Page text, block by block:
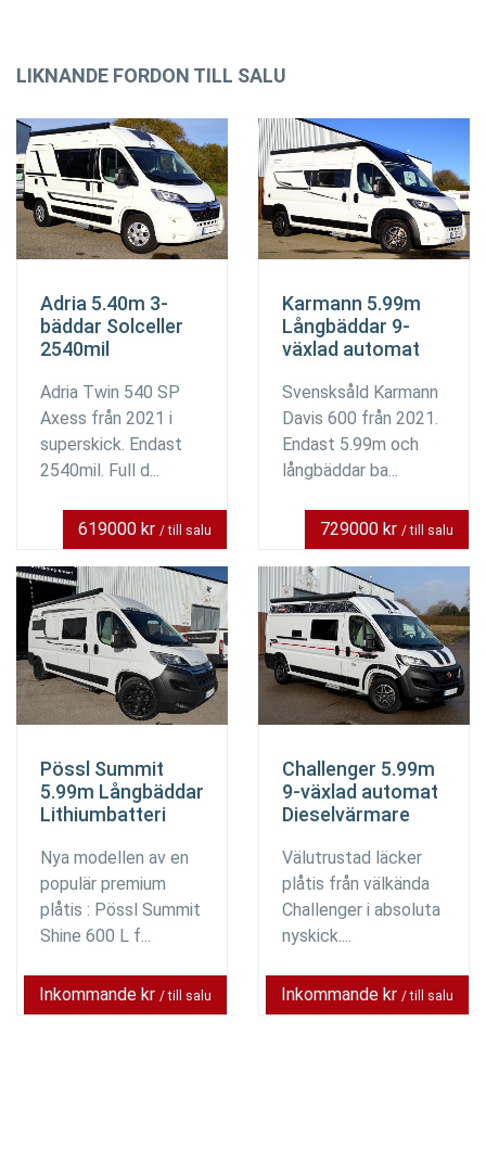
LIKNANDE FORDON TILL SALU
Adria 5.40m 3-
bäddar Solceller
2540mil
Adria Twin 540 SP
Axess från 2021 i
superskick. Endast
2540mil. Full d...
619000 kr / till salu
Karmann 5.99m
Långbäddar 9-
växlad automat
Svensksåld Karmann
Davis 600 från 2021.
Endast 5.99m och
långbäddar ba...
729000 kr / till salu
Pössl Summit
5.99m Långbäddar
Lithiumbatteri
Nya modellen av en
populär premium
plåtis : Pössl Summit
Shine 600 L f...
Inkommande kr / till salu
Challenger 5.99m
9-växlad automat
Dieselvärmare
Välutrustad läcker
plåtis från välkända
Challenger i absoluta
nyskick....
Inkommande kr / till salu